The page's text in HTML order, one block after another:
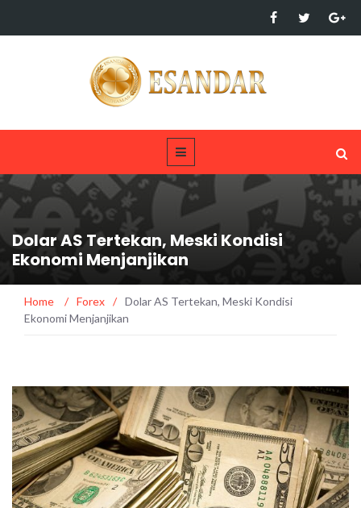
Dolar AS Tertekan, Meski Kondisi
Ekonomi Menjanjikan
Home / Forex / Dolar AS Tertekan, Meski Kondisi
Ekonomi Menjanjikan